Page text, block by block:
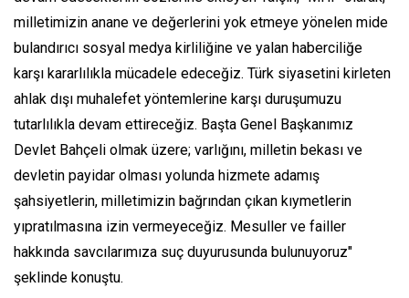
milletimizin anane ve değerlerini yok etmeye yönelen mide
bulandırıcı sosyal medya kirliliğine ve yalan haberciliğe
karşı kararlılıkla mücadele edeceğiz. Türk siyasetini kirleten
ahlak dışı muhalefet yöntemlerine karşı duruşumuzu
tutarlılıkla devam ettireceğiz. Başta Genel Başkanımız
Devlet Bahçeli olmak üzere; varlığını, milletin bekası ve
devletin payidar olması yolunda hizmete adamış
şahsiyetlerin, milletimizin bağrından çıkan kıymetlerin
yıpratılmasına izin vermeyeceğiz. Mesuller ve failler
hakkında savcılarımıza suç duyurusunda bulunuyoruz"
şeklinde konuştu.